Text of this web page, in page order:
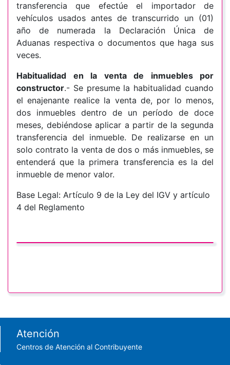
transferencia que efectúe el importador de
vehículos usados antes de transcurrido un (01)
año de numerada la Declaración Única de
Aduanas respectiva o documentos que haga sus
veces.
Habitualidad en la venta de inmuebles por
constructor.- Se presume la habitualidad cuando
el enajenante realice la venta de, por lo menos,
dos inmuebles dentro de un período de doce
meses, debiéndose aplicar a partir de la segunda
transferencia del inmueble. De realizarse en un
solo contrato la venta de dos o más inmuebles, se
entenderá que la primera transferencia es la del
inmueble de menor valor.
Base Legal: Artículo 9 de la Ley del IGV y artículo
4 del Reglamento
Footer menu
Atención
Centros de Atención al Contribuyente